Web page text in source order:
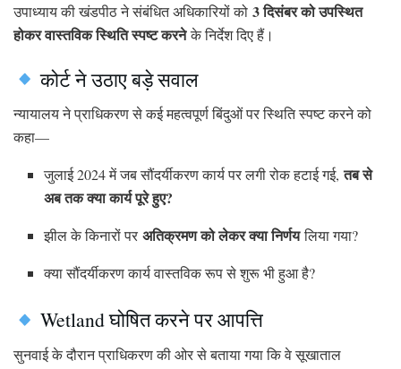
उपाध्याय की खंडपीठ ने संबंधित अधिकारियों को 3 दिसंबर को उपस्थित
होकर वास्तविक स्थिति स्पष्ट करनेके निर्देश दिए हैं।
कोर्ट ने उठाए बड़े सवाल
न्यायालय ने प्राधिकरण से कई महत्वपूर्ण बिंदुओं पर स्थिति स्पष्ट करने को
कहा—
जुलाई 2024 में जब सौंदर्यीकरण कार्य पर लगी रोक हटाई गई,तब से
अब तक क्या कार्य पूरे हुए?
झील के किनारों परअतिक्रमण को लेकर क्या निर्णयलिया गया?
क्या सौंदर्यीकरण कार्य वास्तविक रूप से शुरू भी हुआ है?
Wetland घोषित करने पर आपत्ति
सुनवाई के दौरान प्राधिकरण की ओर से बताया गया कि वे सूखाताल